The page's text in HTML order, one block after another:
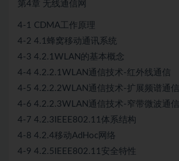
第4章 无线通信网
4-1 CDMA工作原理
4-2 4.1蜂窝移动通讯系统
4-3 4.2.1WLAN的基本概念
4-4 4.2.2.1WLAN通信技术-红外线通信
4-5 4.2.2.2WLAN通信技术-扩展频谱通信
4-6 4.2.2.3WLAN通信技术-窄带微波通信
4-7 4.2.3IEEE802.11体系结构
4-8 4.2.4移动AdHoc网络
4-9 4.2.5IEEE802.11安全特性